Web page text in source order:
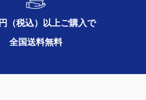
（税込）以上ご購入で
全国送料無料